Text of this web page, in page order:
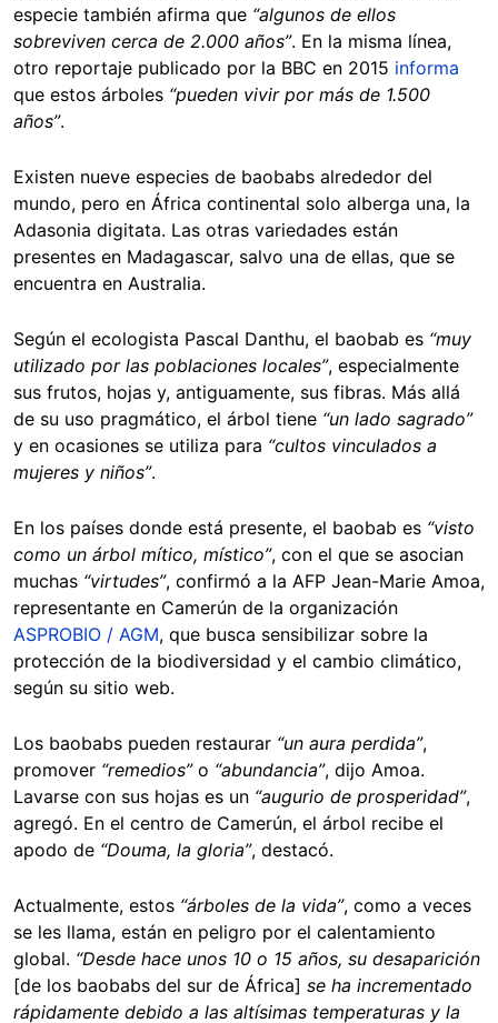
especie también afirma que “algunos de ellos
sobreviven cerca de 2.000 años”. En la misma línea,
otro reportaje publicado por la BBC en 2015 informa
que estos árboles “pueden vivir por más de 1.500
años”.
Existen nueve especies de baobabs alrededor del
mundo, pero en África continental solo alberga una, la
Adasonia digitata. Las otras variedades están
presentes en Madagascar, salvo una de ellas, que se
encuentra en Australia.
Según el ecologista Pascal Danthu, el baobab es “muy
utilizado por las poblaciones locales”, especialmente
sus frutos, hojas y, antiguamente, sus fibras. Más allá
de su uso pragmático, el árbol tiene “un lado sagrado”
y en ocasiones se utiliza para “cultos vinculados a
mujeres y niños”.
En los países donde está presente, el baobab es “visto
como un árbol mítico, místico”, con el que se asocian
muchas “virtudes”, confirmó a la AFP Jean-Marie Amoa,
representante en Camerún de la organización
ASPROBIO / AGM, que busca sensibilizar sobre la
protección de la biodiversidad y el cambio climático,
según su sitio web.
Los baobabs pueden restaurar “un aura perdida”,
promover “remedios”o “abundancia”, dijo Amoa.
Lavarse con sus hojas es un “augurio de prosperidad”,
agregó. En el centro de Camerún, el árbol recibe el
apodo de “Douma, la gloria”, destacó.
Actualmente, estos “árboles de la vida”, como a veces
se les llama, están en peligro por el calentamiento
global. “Desde hace unos 10 o 15 años, su desaparición
[de los baobabs del sur de África] se ha incrementado
rápidamente debido a las altísimas temperaturas y la